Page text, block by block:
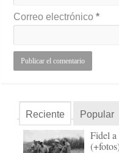
Correo electrónico*
Reciente Popular
Fidel a